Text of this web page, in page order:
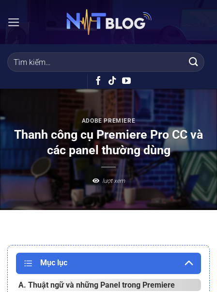
qua
dung
ADOBE PREMIERE
Thanh công cụ Premiere Pro CC và
các panel thường dùng
lượt xem
Mục lục
A. Thuật ngữ và những Panel trong Premiere